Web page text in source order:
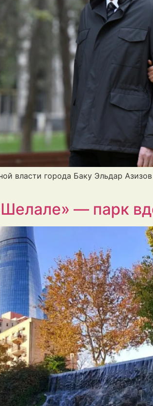
власти города Баку Эльдар
— парк